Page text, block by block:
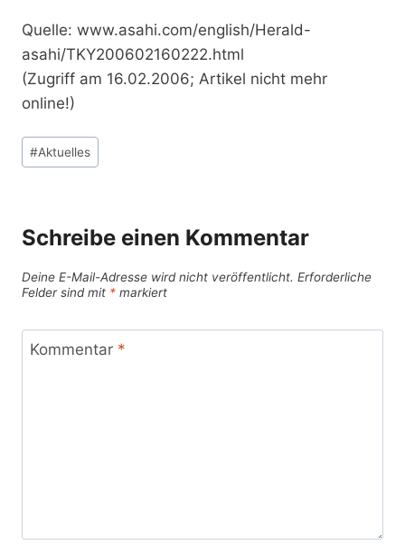
Quelle: www.asahi.com/english/Herald-
asahi/TKY200602160222.html
(Zugriff am 16.02.2006; Artikel nicht mehr
online!)
Schlagworte:
#Aktuelles
Schreibe einen Kommentar
Deine E-Mail-Adresse wird nicht veröffentlicht. Erforderliche
Felder sind mit * markiert
Kommentar *